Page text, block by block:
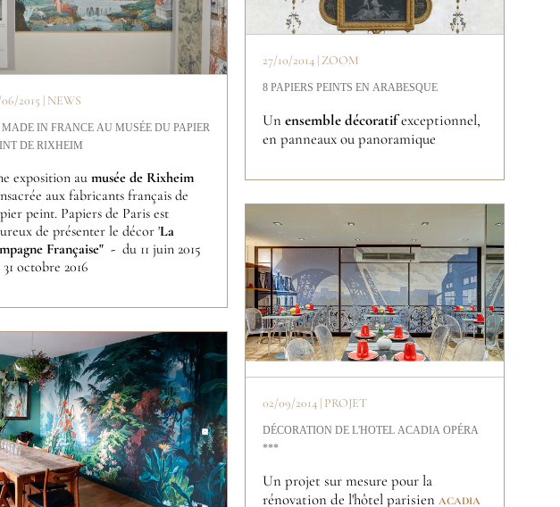
2015 | NEWS
MADE IN FRANCE AU MUSÉE DU PAPIER
DE RIXHEIM
exposition au musée de Rixheim
aux fabricants français de
peint. Papiers de Paris est
de présenter le décor 'La
Française" - du 11 juin 2015
31 octobre 2016
27/10/2014 | ZOOM
8 PAPIERS PEINTS EN ARABESQUE
Un ensemble décoratifexceptionnel,
en panneaux ou panoramique
02/09/2014 | PROJET
DÉCORATION DE L'HOTEL ACADIA OPÉRA
***
Un projet sur mesure pour la
rénovation de l'hôtel parisienACADIA